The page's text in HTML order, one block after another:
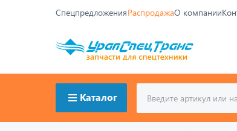
СпецпредложенияРаспродажаО компании
Каталог